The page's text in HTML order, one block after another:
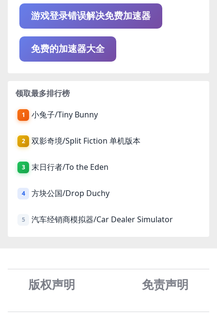
游戏登录错误解决免费加速器
免费的加速器大全
领取最多排行榜
1 小兔子/Tiny Bunny
2 双影奇境/Split Fiction 单机版本
3 末日行者/To the Eden
4 方块公国/Drop Duchy
5 汽车经销商模拟器/Car Dealer Simulator
版权声明 免责声明